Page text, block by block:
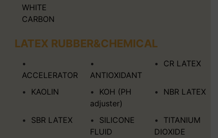
WHITE
CARBON
LATEX RUBBER&CHEMICAL
ACCELERATOR ANTIOXIDANT
CR LATEX
KAOLIN
KOH (PH
adjuster)
NBR LATEX
SBR LATEX
SILICONE
FLUID
TITANIUM
DIOXIDE